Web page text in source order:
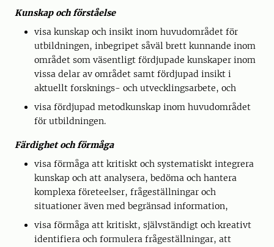
Kunskap och förståelse
visa kunskap och insikt inom huvudområdet för
utbildningen, inbegripet såväl brett kunnande inom
området som väsentligt fördjupade kunskaper inom
vissa delar av området samt fördjupad insikt i
aktuellt forsknings- och utvecklingsarbete, och
visa fördjupad metodkunskap inom huvudområdet
för utbildningen.
Färdighet och förmåga
visa förmåga att kritiskt och systematiskt integrera
kunskap och att analysera, bedöma och hantera
komplexa företeelser, frågeställningar och
situationer även med begränsad information,
visa förmåga att kritiskt, självständigt och kreativt
identifiera och formulera frågeställningar, att